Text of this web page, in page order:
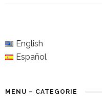
English
Español
MENU – CATEGORIE